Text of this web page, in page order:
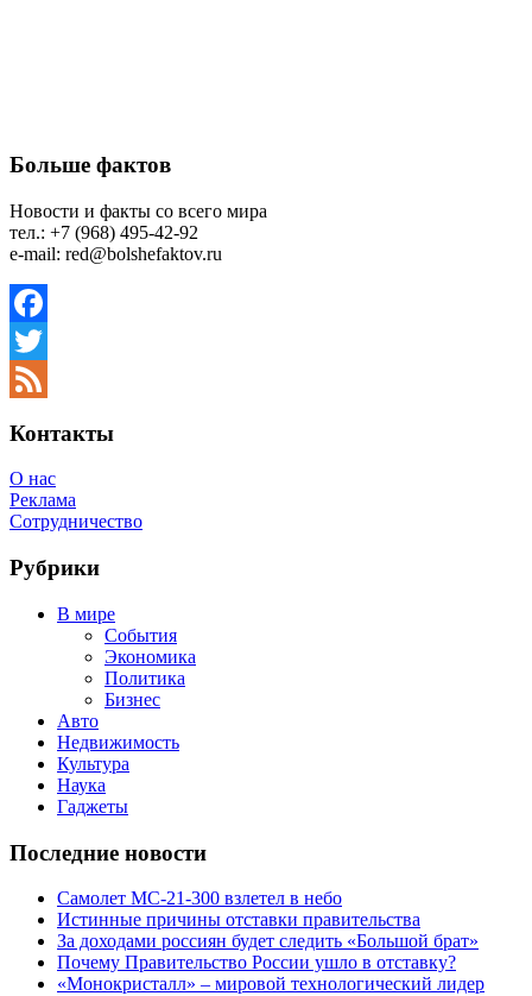
Больше фактов
Новости и факты со всего мира
тел.: +7 (968) 495-42-92
e-mail: red@bolshefaktov.ru
Facebook
Twitter
Контакты
О нас
Реклама
Сотрудничество
Рубрики
В мире
События
Экономика
Политика
Бизнес
Авто
Недвижимость
Культура
Наука
Гаджеты
Последние новости
Самолет МС-21-300 взлетел в небо
Истинные причины отставки правительства
За доходами россиян будет следить «Большой брат»
Почему Правительство России ушло в отставку?
«Монокристалл» – мировой технологический лидер